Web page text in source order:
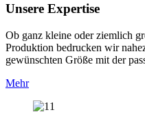
Unsere Expertise
Ob ganz kleine oder ziemlich
Produktion bedrucken wir
gewünschten Größe mit der
Mehr